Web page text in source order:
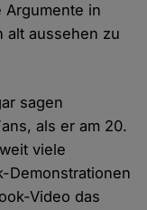
Argumente in
alt aussehen zu
sagen
als er am 20.
viele
Demonstrationen
Video das